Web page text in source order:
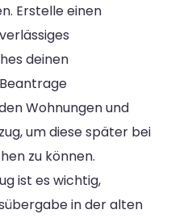
Erstelle einen
deinen
Wohnungen und
um diese später bei
zu können.
ist es wichtig,
in der alten